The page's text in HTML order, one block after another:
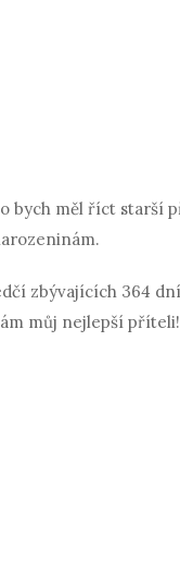
bych měl říct starší
zbývajících 364
můj nejlepší příteli!